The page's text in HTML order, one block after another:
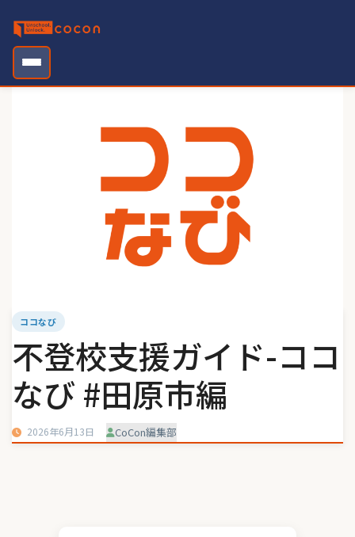
content
ココなび
不登校支援ガイド-ココ
なび #田原市編
2026年6月13日 CoCon編集部